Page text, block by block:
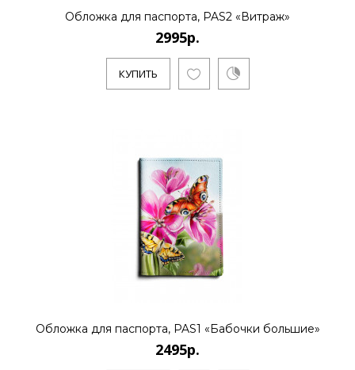
Обложка для паспорта, PAS2 «Витраж»
2995р.
КУПИТЬ
Обложка для паспорта, PAS1 «Бабочки большие»
2495р.